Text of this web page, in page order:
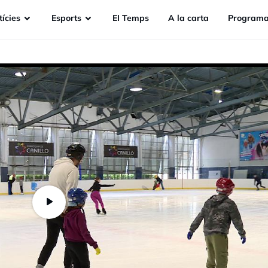
Esports EI Temps A la carta